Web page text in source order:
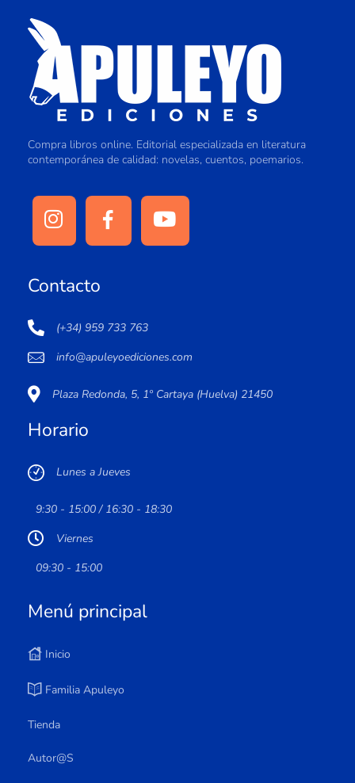
Compra libros online. Editorial especializada en literatura
contemporánea de calidad: novelas, cuentos, poemarios.
Contacto
(+34) 959 733 763
info@apuleyoediciones.com
Plaza Redonda, 5, 1º Cartaya (Huelva) 21450
Horario
Lunes a Jueves
9:30 - 15:00 / 16:30 - 18:30
Viernes
09:30 - 15:00
Menú principal
Inicio
Familia Apuleyo
Tienda
Autor@s